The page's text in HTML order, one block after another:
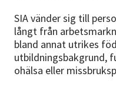
SIA vänder sig till
långt från
bland annat utrikes
utbildningsbakgrund,
ohälsa eller